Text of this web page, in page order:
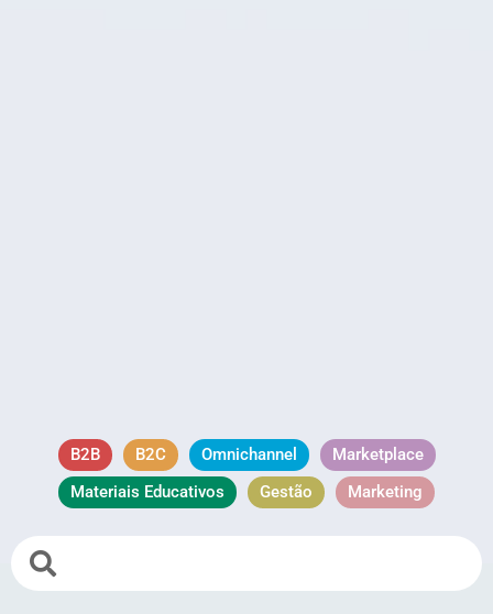
B2B B2C Omnichannel
Marketplace
Materiais Educativos
Gestão Marketing